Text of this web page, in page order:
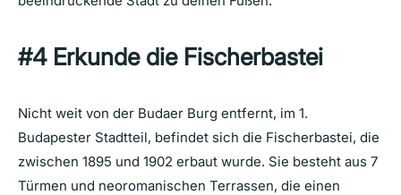
#4 Erkunde die Fischerbastei
Nicht weit von der Budaer Burg entfernt, im 1.
Budapester Stadtteil, befindet sich die Fischerbastei, die
zwischen 1895 und 1902 erbaut wurde. Sie besteht aus 7
Türmen und neoromanischen Terrassen, die einen